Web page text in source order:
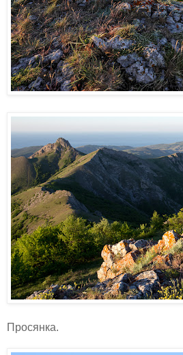
Просянка.